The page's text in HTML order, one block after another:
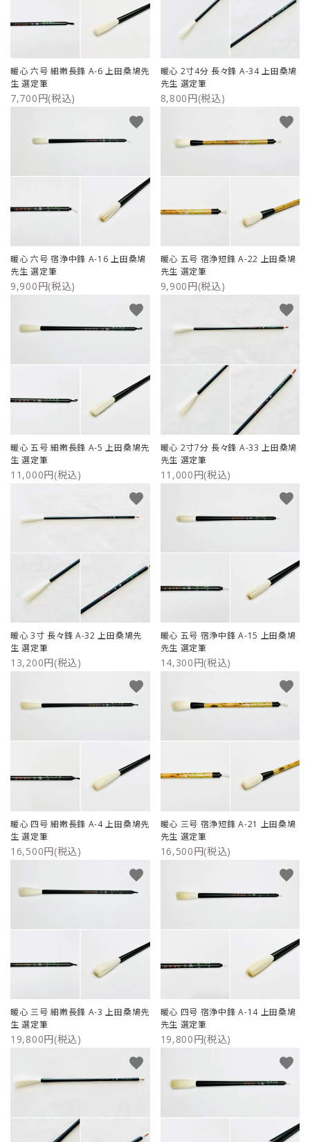
暖心 六号 細嫩長鋒 A-6 上田桑鳩先
生 選定筆
7,700円(税込)
暖心 2寸4分 長々鋒 A-34 上田桑鳩
先生 選定筆
8,800円(税込)
暖心 六号 宿浄中鋒 A-16 上田桑鳩
先生 選定筆
9,900円(税込)
favorite
暖心 五号 宿浄短鋒 A-22 上田桑鳩
先生 選定筆
9,900円(税込)
favorite
暖心 五号 細嫩長鋒 A-5 上田桑鳩先
生 選定筆
11,000円(税込)
favorite
暖心 2寸7分 長々鋒 A-33 上田桑鳩
先生 選定筆
11,000円(税込)
favorite
暖心 3寸 長々鋒 A-32 上田桑鳩先
生 選定筆
13,200円(税込)
favorite
暖心 五号 宿浄中鋒 A-15 上田桑鳩
先生 選定筆
14,300円(税込)
favorite
暖心 四号 細嫩長鋒 A-4 上田桑鳩先
生 選定筆
16,500円(税込)
favorite
暖心 三号 宿浄短鋒 A-21 上田桑鳩
先生 選定筆
16,500円(税込)
favorite
暖心 三号 細嫩長鋒 A-3 上田桑鳩先
生 選定筆
19,800円(税込)
favorite
暖心 四号 宿浄中鋒 A-14 上田桑鳩
先生 選定筆
19,800円(税込)
favorite
favorite favorite